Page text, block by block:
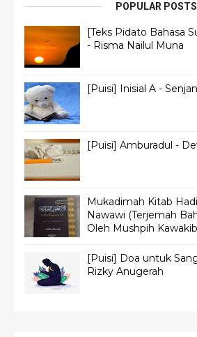
POPULAR POSTS
[Teks Pidato Bahasa
- Risma Nailul Muna
[Puisi] Inisial A -
[Puisi] Amburadul -
Mukadimah Kitab
Nawawi (Terjemah
Oleh Mushpih
[Puisi] Doa untuk
Rizky Anugerah